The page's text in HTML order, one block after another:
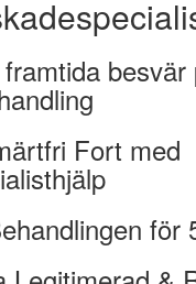
besvär
Fort med
för